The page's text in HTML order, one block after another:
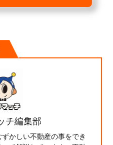
チ編集部
かしい不動産の事をでき